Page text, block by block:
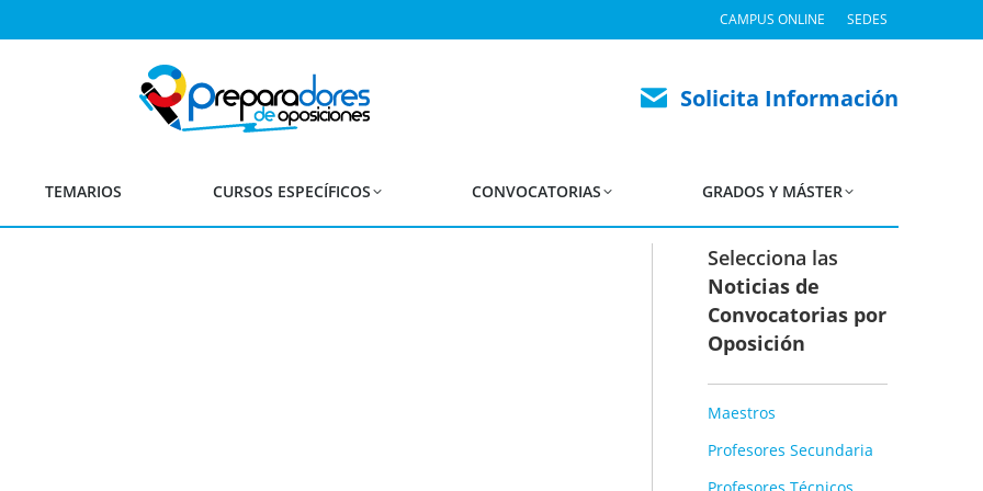
CAMPUS ONLINE SEDES
Solicita Información
TEMARIOS CURSOS ESPECÍFICOS CONVOCATORIAS GRADOS Y MÁSTER
- Fecha Ejercicios de la Primera prueba por
Reposición
Maestros 2024
Selecciona las
Noticias de
Convocatorias por
Oposición
Maestros
Profesores Secundaria